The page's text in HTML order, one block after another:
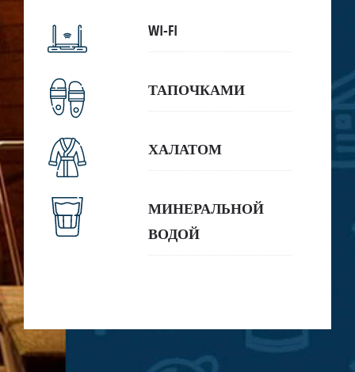
WI-FI
ТАПОЧКАМИ
ХАЛАТОМ
МИНЕРАЛЬНОЙ
ВОДОЙ